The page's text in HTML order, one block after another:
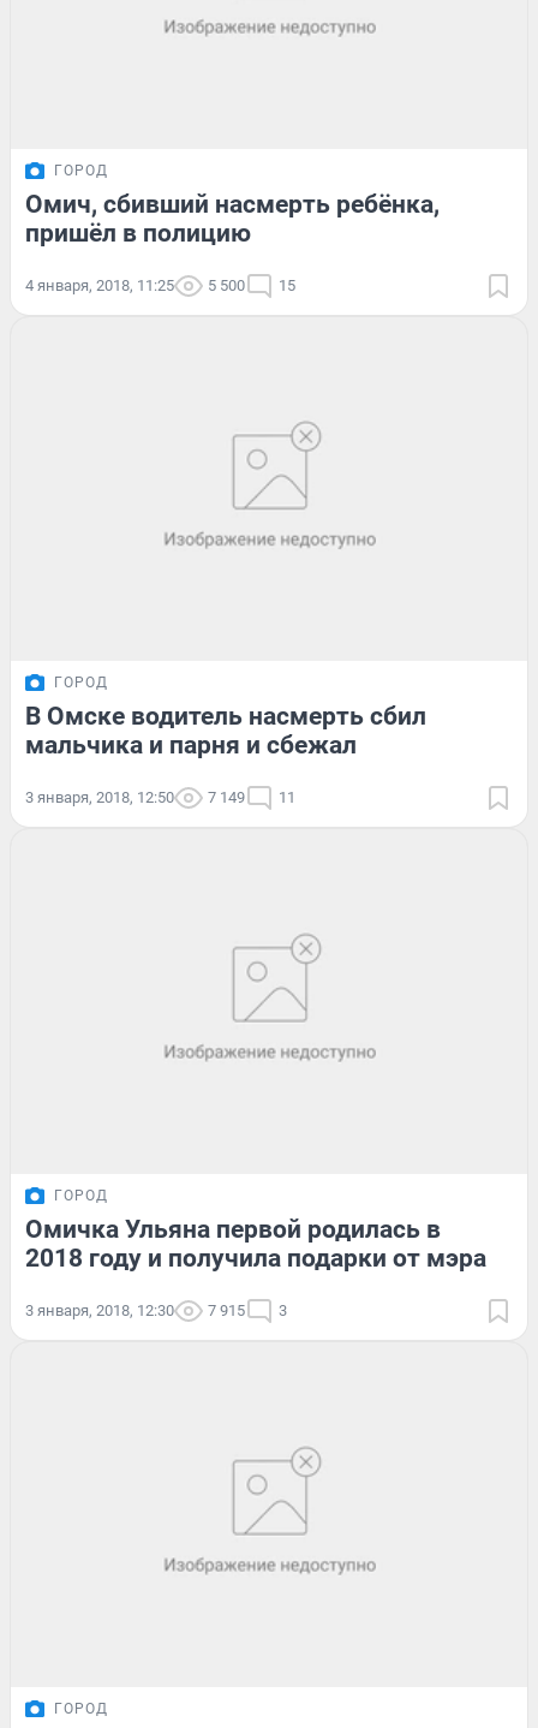
ГОРОД
Омич, сбивший насмерть ребёнка,
пришёл в полицию
4 января, 2018, 11:25 5 500 15
ГОРОД
В Омске водитель насмерть сбил
мальчика и парня и сбежал
3 января, 2018, 12:50 7 149 11
ГОРОД
Омичка Ульяна первой родилась в
2018 году и получила подарки от мэра
3 января, 2018, 12:30 7 915 3
ГОРОД